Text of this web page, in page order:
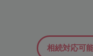
相続対応可